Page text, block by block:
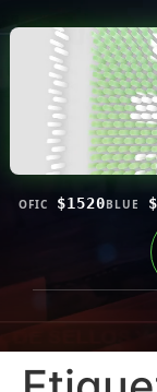
OFIC $1520BLUE